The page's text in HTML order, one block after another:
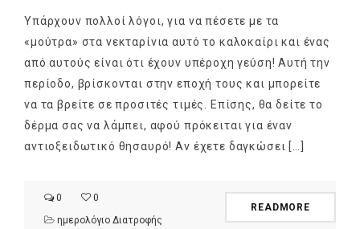
Υπάρχουν πολλοί λόγοι, για να πέσετε με τα
«μούτρα» στα νεκταρίνια αυτό το καλοκαίρι και ένας
από αυτούς είναι ότι έχουν υπέροχη γεύση! Αυτή την
περίοδο, βρίσκονται στην εποχή τους και μπορείτε
να τα βρείτε σε προσιτές τιμές. Επίσης, θα δείτε το
δέρμα σας να λάμπει, αφού πρόκειται για έναν
αντιοξειδωτικό θησαυρό! Αν έχετε δαγκώσει […]
0
0
ημερολόγιο Διατροφής
READMORE